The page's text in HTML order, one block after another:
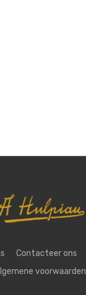
Contacteer ons
voorwaarden